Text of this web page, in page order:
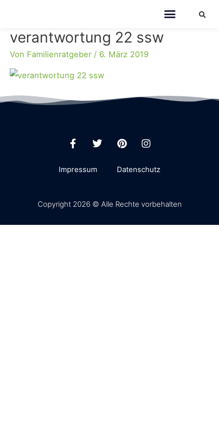
verantwortung 22 ssw
Von Familienratgeber / 6. März 2019
Impressum Datenschutz
Copyright 2026 © Alle Rechte vorbehalten